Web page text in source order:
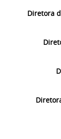
Diretora